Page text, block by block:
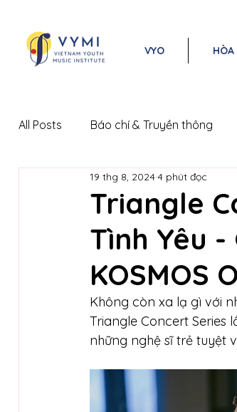
VYO HÒA
All Posts Báo chí & Truyền thông
Lễ hội Âm nhạc Cổ điển Việt Nam
Triangle
Tình Yêu
KOSMOS
19 thg 8, 20244 phút đọc
Không còn xa lạ gì với
Triangle Concert Series
những nghệ sĩ trẻ tuyệt